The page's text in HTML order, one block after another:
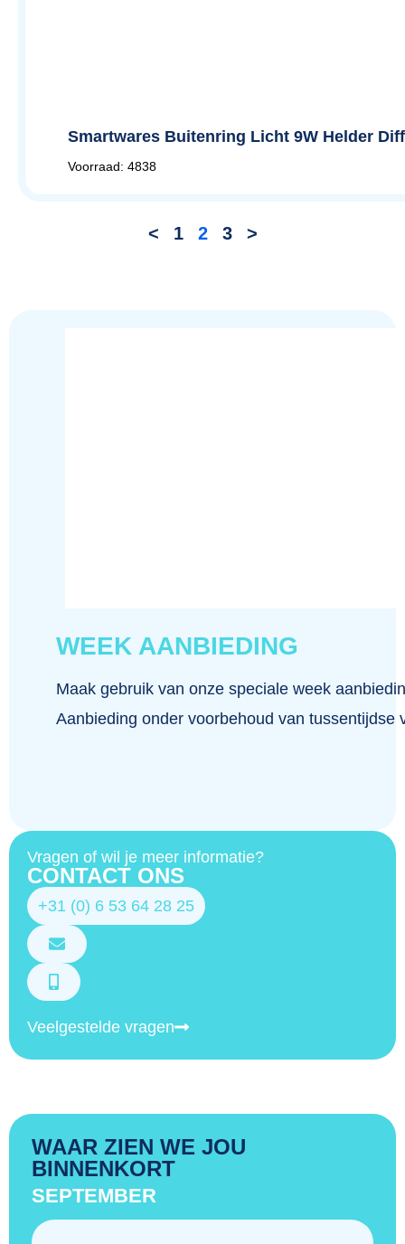
Smartwares Buitenring Licht 9W Helder
Voorraad: 4838
< 1 2 3 >
WEEK AANBIEDING
Maak gebruik van onze speciale week
Aanbieding onder voorbehoud van tussentijdse
Vragen of wil je meer informatie?
CONTACT ONS
+31 (0) 6 53 64 28 25
Veelgestelde vragen
WAAR ZIEN WE JOU
BINNENKORT
SEPTEMBER